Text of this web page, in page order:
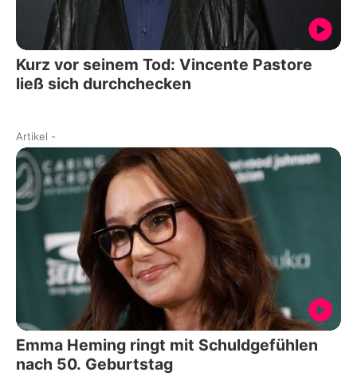
Kurz vor seinem Tod: Vincente Pastore
ließ sich durchchecken
Artikel -
Emma Heming ringt mit Schuldgefühlen
nach 50. Geburtstag